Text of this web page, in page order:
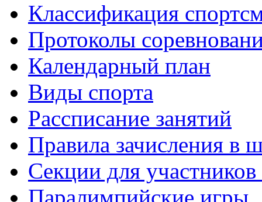
Классификация
Протоколы
Календарный план
Виды спорта
Рассписание занятий
Правила зачисления в
Секции для